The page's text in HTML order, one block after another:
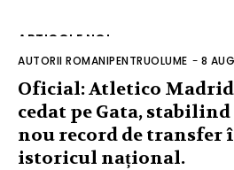
ARTICOLE NOI
AUTORII ROMANIPENTRUOLUME - 8
Oficial: Atletico
cedat pe Gata,
nou record de transfer
istoricul național.